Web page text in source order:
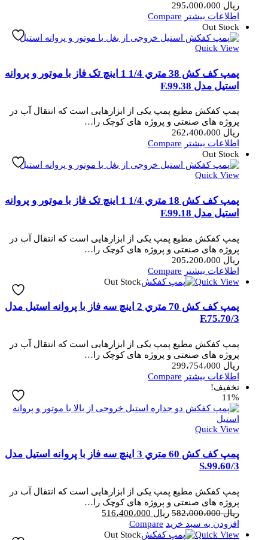
ریال
اطلاعات بیشتر Compare
Out Stock
Quick View
پمپ کف کش 38 متري 1/4 1 اینچ تک فاز با موتور و پروانه
استیل مدل F.99.38
پمپ کفکش مطیع پمپ یکی از ابزارهایی است که انتقال آب در
پروژه های صنعتی و پروژه های کوچک را…
ریال
اطلاعات بیشتر Compare
Out Stock
Quick View
پمپ کف کش 18 متري 1/4 1 اینچ تک فاز با موتور و پروانه
استیل مدل F.99.18
پمپ کفکش مطیع پمپ یکی از ابزارهایی است که انتقال آب در
پروژه های صنعتی و پروژه های کوچک را…
ریال
اطلاعات بیشتر Compare
Out Stock
Quick View
پمپ کف کش 70 متري 2 اینچ سه فاز با پروانه استیل مدل
3/F.75.70
پمپ کفکش مطیع پمپ یکی از ابزارهایی است که انتقال آب در
پروژه های صنعتی و پروژه های کوچک را…
ریال
اطلاعات بیشتر Compare
تخفیف!
11%
Quick View
پمپ کف کش 60 متري 3 اینچ سه فاز با پروانه استیل مدل
3/S.99.60
پمپ کفکش مطیع پمپ یکی از ابزارهایی است که انتقال آب در
پروژه های صنعتی و پروژه های کوچک را…
ریال582،000،000
قیمت
اصلی
ریال 582،000،000
ریال
افزودن به سبد خرید Compare
Out Stock
Quick View